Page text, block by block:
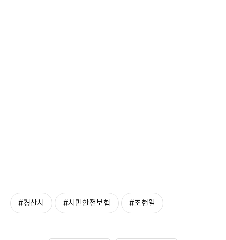
#경산시 #시민안전보험 #조현일